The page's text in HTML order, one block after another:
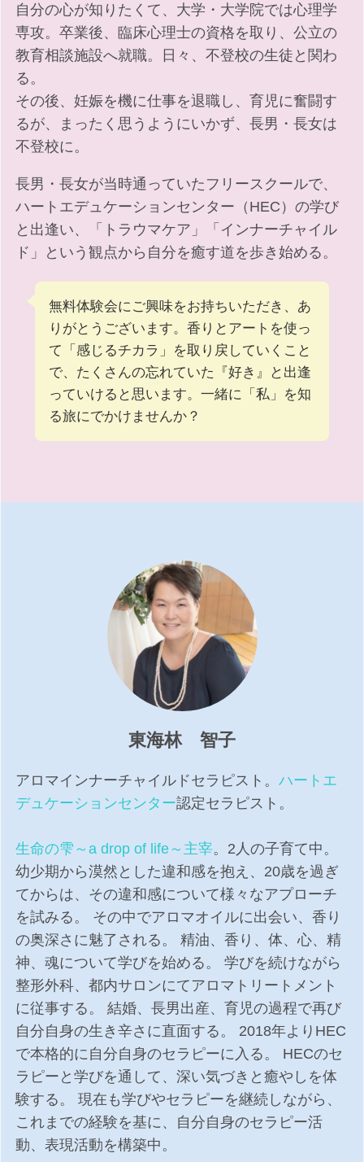
自分の心が知りたくて、大学・大学院では心理学
専攻。卒業後、臨床心理士の資格を取り、公立の
教育相談施設へ就職。日々、不登校の生徒と関わ
る。
その後、妊娠を機に仕事を退職し、育児に奮闘す
るが、まったく思うようにいかず、長男・長女は
不登校に。
長男・長女が当時通っていたフリースクールで、
ハートエデュケーションセンター（HEC）の学び
と出逢い、「トラウマケア」「インナーチャイル
ド」という観点から自分を癒す道を歩き始める。
無料体験会にご興味をお持ちいただき、あ
りがとうございます。香りとアートを使っ
て「感じるチカラ」を取り戻していくこと
で、たくさんの忘れていた『好き』と出逢
っていけると思います。一緒に「私」を知
る旅にでかけませんか？
東海林 智子
アロマインナーチャイルドセラピスト。 ハートエ
デュケーションセンター認定セラピスト。
生命の雫～a drop of life～主宰。2人の子育て中。
幼少期から漠然とした違和感を抱え、20歳を過ぎ
てからは、その違和感について様々なアプローチ
を試みる。 その中でアロマオイルに出会い、香り
の奥深さに魅了される。 精油、香り、体、心、精
神、魂について学びを始める。 学びを続けながら
整形外科、都内サロンにてアロマトリートメント
に従事する。 結婚、長男出産、育児の過程で再び
自分自身の生き辛さに直面する。 2018年よりHEC
で本格的に自分自身のセラピーに入る。 HECのセ
ラピーと学びを通して、深い気づきと癒やしを体
験する。 現在も学びやセラピーを継続しながら、
これまでの経験を基に、自分自身のセラピー活
動、表現活動を構築中。